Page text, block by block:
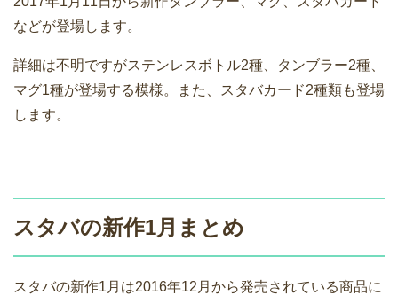
などが登場します。
詳細は不明ですがステンレスボトル2種、タンブラー2種、
マグ1種が登場する模様。また、スタバカード2種類も登場
します。
スタバの新作1月まとめ
スタバの新作1月は2016年12月から発売されている商品に